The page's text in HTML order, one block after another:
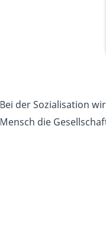
Bei der Sozialisation
Mensch die